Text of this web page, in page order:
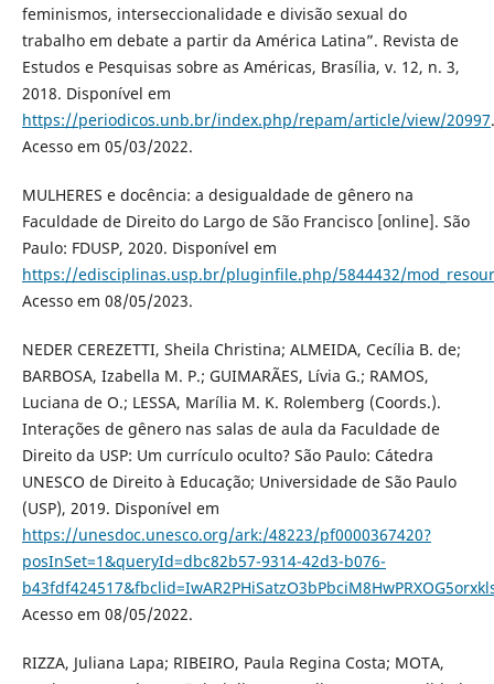
feminismos, interseccionalidade e divisão sexual do
trabalho em debate a partir da América Latina”. Revista de
Estudos e Pesquisas sobre as Américas, Brasília, v. 12, n. 3,
2018. Disponível em
https://periodicos.unb.br/index.php/repam/article/view/20997.
Acesso em 05/03/2022.
MULHERES e docência: a desigualdade de gênero na
Faculdade de Direito do Largo de São Francisco [online]. São
Paulo: FDUSP, 2020. Disponível em
https://edisciplinas.usp.br/pluginfile.php/5844432/
Acesso em 08/05/2023.
NEDER CEREZETTI, Sheila Christina; ALMEIDA, Cecília B. de;
BARBOSA, Izabella M. P.; GUIMARÃES, Lívia G.; RAMOS,
Luciana de O.; LESSA, Marília M. K. Rolemberg (Coords.).
Interações de gênero nas salas de aula da Faculdade de
Direito da USP: Um currículo oculto? São Paulo: Cátedra
UNESCO de Direito à Educação; Universidade de São Paulo
(USP), 2019. Disponível em
https://unesdoc.unesco.org/ark:/48223/pf0000367420?
posInSet=1&queryId=dbc82b57-9314-42d3-b076-
Acesso em 08/05/2022.
RIZZA, Juliana Lapa; RIBEIRO, Paula Regina Costa; MOTA,